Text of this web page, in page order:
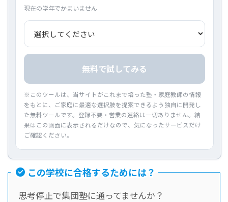
現在の学年でかまいません
無料で試してみる
※このツールは、当サイトがこれまで培った塾・家庭教師の情報
をもとに、ご家庭に最適な選択肢を提案できるよう独自に開発し
た無料ツールです。登録不要・営業の連絡は一切ありません。結
果はこの画面に表示されるだけなので、気になったサービスだけ
ご確認ください。
この学校に合格するためには？
思考停止で集団塾に通ってませんか？